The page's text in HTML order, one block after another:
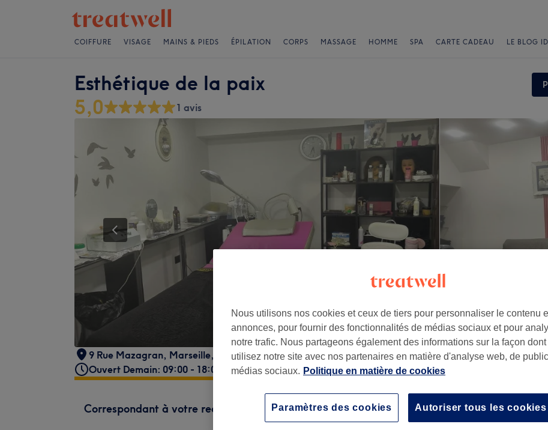
COIFFURE VISAGE MAINS & PIEDS ÉPILATION CORPS MASSAGE HOMME SPA CARTE CADEAU LE BLOG
Esthétique de la paix
5,0 1 avis
9 Rue Mazagran, Marseille,
13001
Ouvert Demain: 09:00 - 18:00
Correspondant à votre recherche
Drainage du corps entier avec soin du visage
1 hMa prestation en détail...
Nous utilisons nos cookies et ceux de tiers pour personnaliser le contenu
annonces, pour fournir des fonctionnalités de médias sociaux et pour
notre trafic. Nous partageons également des informations sur la façon
utilisez notre site avec nos partenaires en matière d'analyse web, de
médias sociaux. Politique en matière de cookies
Autoriser tous les cookies
Paramètres des cookies